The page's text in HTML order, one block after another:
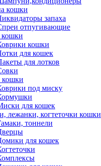
кошки
запаха
отпугивающие
кошки
кошки
для кошек
для лотков
под миску
для кошек
лежанки, когтеточки кошки
тоннели
для кошек